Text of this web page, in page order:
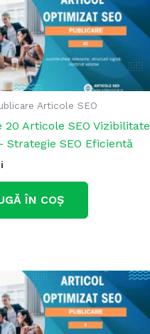
Articole SEO
20 Articole SEO Vizibilitate
Strategie SEO Eficientă
ÎN COȘ